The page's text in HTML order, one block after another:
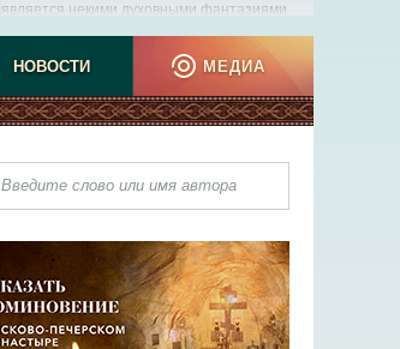
является некими духовными фантазиями
НОВОСТИ МЕДИА